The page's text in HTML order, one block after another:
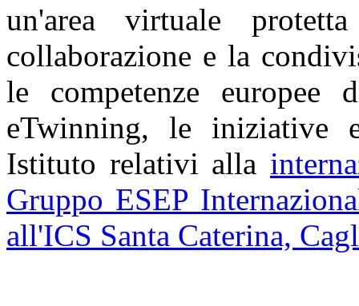
un'area virtuale
collaborazione e la
le competenze
eTwinning, le iniziative
Istituto relativi alla
Gruppo ESEP
all'ICS Santa Caterina,